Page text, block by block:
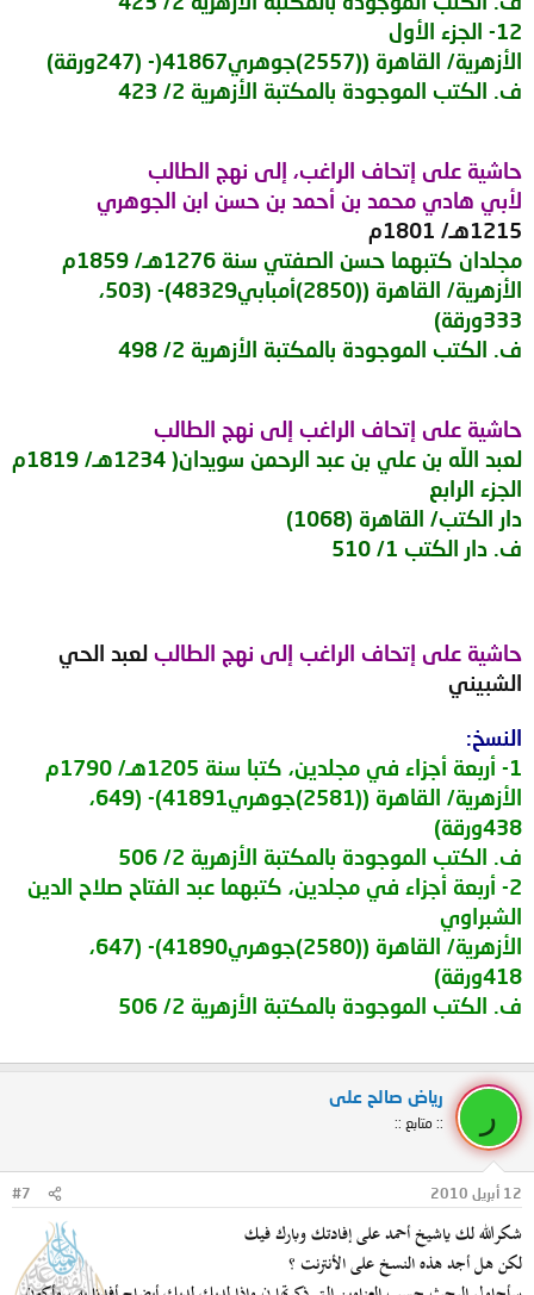
12- الجزء الأول
الأزهرية/ القاهرة ((2557)جوهري41867(- (247ورقة)
ف. الكتب الموجودة بالمكتبة الأزهرية 2/ 423
حاشية على إتحاف الراغب، إلى نهج الطالب
لأبي هادي محمد بن أحمد بن حسن ابن الجوهري
1215هـ/ 1801م
مجلدان كتبهما حسن الصفتي سنة 1276هـ/ 1859م
الأزهرية/ القاهرة ((2850)أمبابي48329)- (503،
333ورقة)
ف. الكتب الموجودة بالمكتبة الأزهرية 2/ 498
حاشية على إتحاف الراغب إلى نهج الطالب
لعبد اللّه بن علي بن عبد الرحمن سويدان( 1234هـ/ 1819م
الجزء الرابع
دار الكتب/ القاهرة (1068)
ف. دار الكتب 1/ 510
حاشية على إتحاف الراغب إلى نهج الطالب لعبد الحي
الشبيني
النسخ:
1- أربعة أجزاء في مجلدين، كتبا سنة 1205هـ/ 1790م
الأزهرية/ القاهرة ((2581)جوهري41891)- (649،
438ورقة)
ف. الكتب الموجودة بالمكتبة الأزهرية 2/ 506
2- أربعة أجزاء في مجلدين، كتبهما عبد الفتاح صلاح الدين
الشبراوي
الأزهرية/ القاهرة ((2580)جوهري41890)- (647،
418ورقة)
ف. الكتب الموجودة بالمكتبة الأزهرية 2/ 506
ر
رياض صالح على
:: متابع ::
12 أبريل 2010 #7
شكرالله لك ياشيخ أحمد على إفادتك وبارك فيك
لكن هل أجد هذه النسخ على الأنترنت ؟